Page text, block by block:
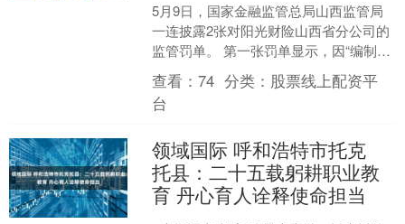
5月9日，国家金融监管总局山西监管局
一连披露2张对阳光财险山西省分公司的
监管罚单。 第一张罚单显示，因“编制虚
假财务资料”，阳光财险山西省分公司被
罚款146万元....
查看：74 分类： 股票线上配资平
台
领域国际 呼和浩特市托克
托县：二十五载躬耕职业教
育 丹心育人诠释使命担当